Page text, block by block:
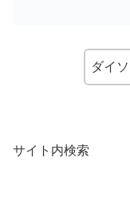
ダイ
サイト内検索